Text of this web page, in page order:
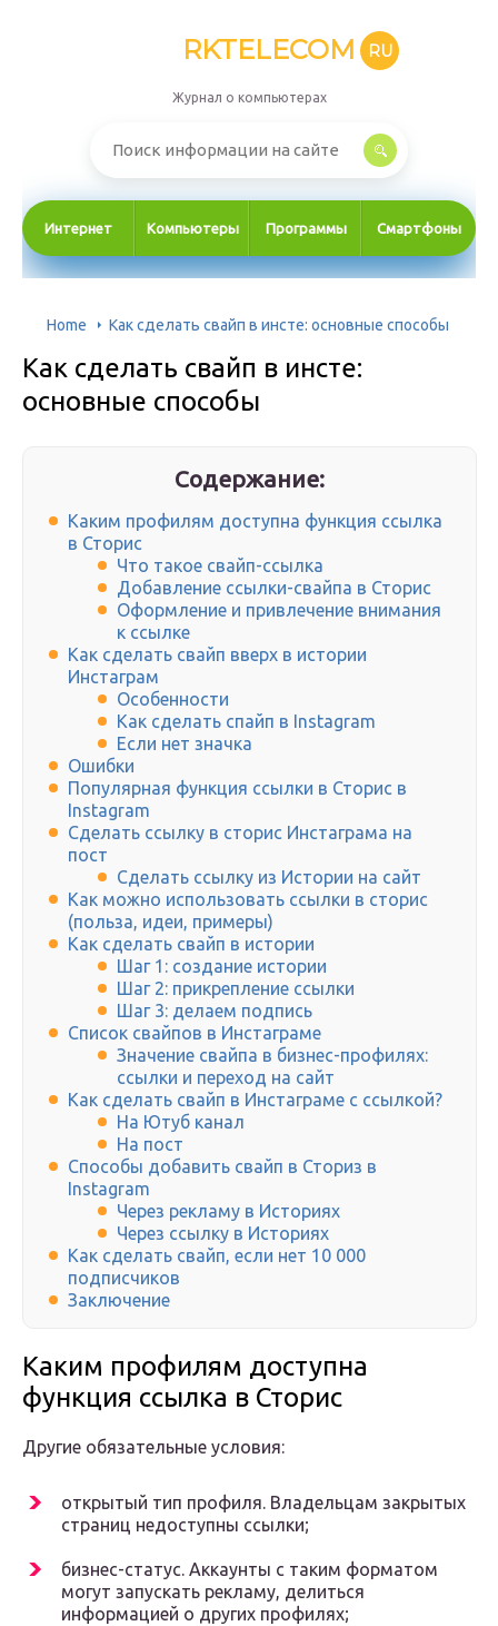
RKTELECOM RU
Журнал о компьютерах
Интернет Компьютеры Программы Смартфоны
Home Как сделать свайп в инсте: основные способы
Как сделать свайп в инсте:
основные способы
Содержание:
Каким профилям доступна функция ссылка
в Сторис
Что такое свайп-ссылка
Добавление ссылки-свайпа в Сторис
Оформление и привлечение внимания
к ссылке
Как сделать свайп вверх в истории
Инстаграм
Особенности
Как сделать спайп в Instagram
Если нет значка
Ошибки
Популярная функция ссылки в Сторис в
Instagram
Сделать ссылку в сторис Инстаграма на
пост
Сделать ссылку из Истории на сайт
Как можно использовать ссылки в сторис
(польза, идеи, примеры)
Как сделать свайп в истории
Шаг 1: создание истории
Шаг 2: прикрепление ссылки
Шаг 3: делаем подпись
Список свайпов в Инстаграме
Значение свайпа в бизнес-профилях:
ссылки и переход на сайт
Как сделать свайп в Инстаграме с ссылкой?
На Ютуб канал
На пост
Способы добавить свайп в Сториз в
Instagram
Через рекламу в Историях
Через ссылку в Историях
Как сделать свайп, если нет 10 000
подписчиков
Заключение
Каким профилям доступна
функция ссылка в Сторис
Другие обязательные условия:
открытый тип профиля. Владельцам закрытых
страниц недоступны ссылки;
бизнес-статус. Аккаунты с таким форматом
могут запускать рекламу, делиться
информацией о других профилях;